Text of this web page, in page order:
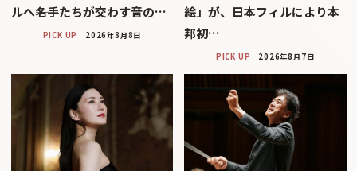
ルへ――名手たちが交わす音の…
PICK UP 2026年8月8日
絵」が、日本フィルにより本
邦初…
PICK UP 2026年8月7日